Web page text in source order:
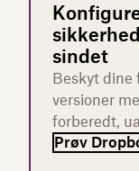
sindet
Beskyt dine
versioner
forberedt,
Prøv